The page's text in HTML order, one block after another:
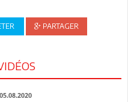
PARTAGER
05.08.2020